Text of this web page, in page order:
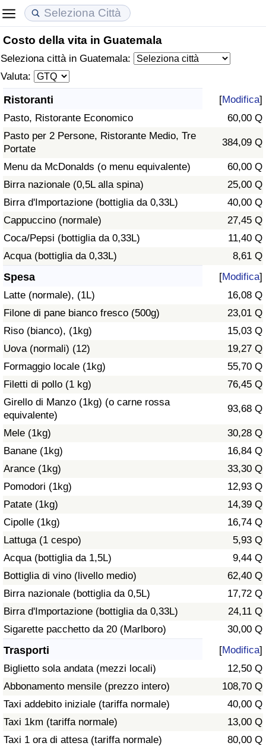
Costo della vita in Guatemala
Seleziona città in Guatemala:
Valuta:
Ristoranti [Modifica]
Pasto, Ristorante Economico
60,00 Q
Pasto per 2 Persone, Ristorante Medio, Tre
Portate
384,09 Q
Menu da McDonalds (o menu equivalente)
60,00 Q
Birra nazionale (0,5L alla spina)
25,00 Q
Birra d'Importazione (bottiglia da 0,33L)
40,00 Q
Cappuccino (normale)
27,45 Q
Coca/Pepsi (bottiglia da 0,33L)
11,40 Q
Acqua (bottiglia da 0,33L)
8,61 Q
Spesa [Modifica]
Latte (normale), (1L)
16,08 Q
Filone di pane bianco fresco (500g)
23,01 Q
Riso (bianco), (1kg)
15,03 Q
Uova (normali) (12)
19,27 Q
Formaggio locale (1kg)
55,70 Q
Filetti di pollo (1 kg)
76,45 Q
Girello di Manzo (1kg) (o carne rossa
equivalente)
93,68 Q
Mele (1kg)
30,28 Q
Banane (1kg)
16,84 Q
Arance (1kg)
33,30 Q
Pomodori (1kg)
12,93 Q
Patate (1kg)
14,39 Q
Cipolle (1kg)
16,74 Q
Lattuga (1 cespo)
5,93 Q
Acqua (bottiglia da 1,5L)
9,44 Q
Bottiglia di vino (livello medio)
62,40 Q
Birra nazionale (bottiglia da 0,5L)
17,72 Q
Birra d'Importazione (bottiglia da 0,33L)
24,11 Q
Sigarette pacchetto da 20 (Marlboro)
30,00 Q
Trasporti [Modifica]
Biglietto sola andata (mezzi locali)
12,50 Q
Abbonamento mensile (prezzo intero)
108,70 Q
Taxi addebito iniziale (tariffa normale)
40,00 Q
Taxi 1km (tariffa normale)
13,00 Q
Taxi 1 ora di attesa (tariffa normale)
80,00 Q
Costo della vita
Indice Del Costo Della Vita (corrente)
Indice Del Costo Della Vita
Indice del Costo della Vita per Nazione
ad Aqaba
Prezzi degli immobili
Indice del Prezzo delle Case (Corrente)
Indice del Prezzo delle Case
Indice del Prezzo delle Case per Nazione
Qualità della Vita
Indice della Qualità della Vita
Indice della Qualità della Vita (Corrente)
Indice della qualità della vita per Paese
Criminalità
Indice del Tasso di Criminalità (Corrente)
Indice della Criminalità
Indice di criminalità per paese
Indice dell’Assistenza Sanitaria (Corrente)
Indice dell’Assistenza Sanitaria
Indice dell’Assistenza Sanitaria per
Nazione
Inquinamento
Indice dell’Inquinamento (Corrente)
Indice di inquinamento
Indice dell’Inquinamento per Nazione
Traffico
Indice del Traffico
Indice del traffico (Corrente)
Indice del traffico per Nazione